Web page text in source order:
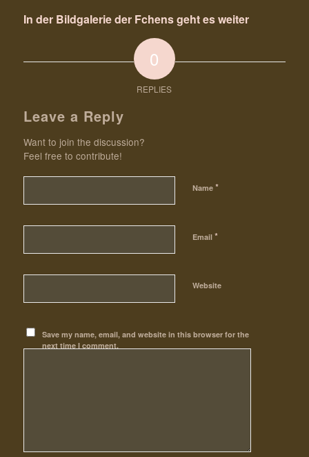
In der Bildgalerie der Fchens geht es weiter
0
REPLIES
Leave a Reply
Want to join the discussion?
Feel free to contribute!
Name *
Email *
Website
Save my name, email, and website in this browser for the
next time I comment.